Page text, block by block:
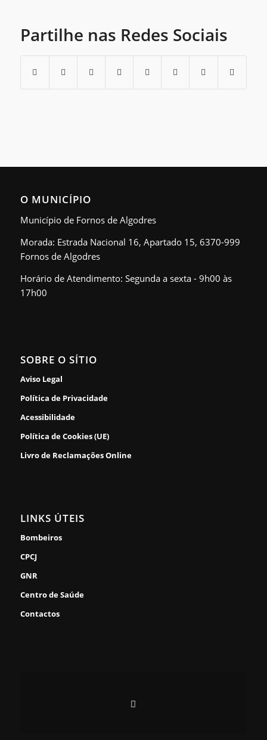
Partilhe nas Redes Sociais
O MUNICÍPIO
Município de Fornos de Algodres
Morada: Estrada Nacional 16, Apartado 15, 6370-999
Fornos de Algodres
Horário de Atendimento: Segunda a sexta - 9h00 às
17h00
SOBRE O SÍTIO
Aviso Legal
Política de Privacidade
Acessibilidade
Política de Cookies (UE)
Livro de Reclamações Online
LINKS ÚTEIS
Bombeiros
CPCJ
GNR
Centro de Saúde
Contactos